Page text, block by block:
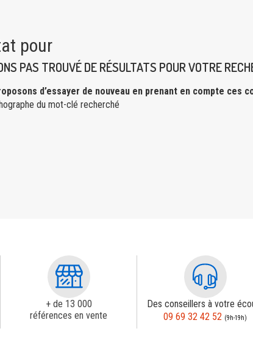
pour
PAS TROUVÉ DE RÉSULTATS POUR VOTRE
d’essayer de nouveau en prenant en compte ces
du mot-clé recherché
+ de 13 000
références en vente
Des conseillers à votre
09 69 32 42 52 (9h-19h)